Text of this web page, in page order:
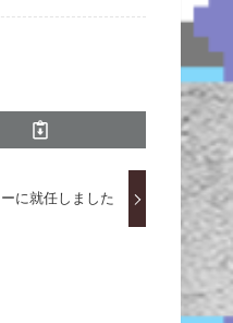
に就任しました